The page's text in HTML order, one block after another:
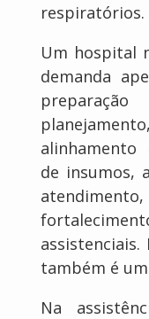
respiratórios.
Um hospital
demanda
alinhamento
de insumos,
assistenciais.
também é
Na